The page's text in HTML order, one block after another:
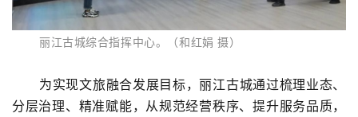
丽江古城综合指挥中心。（和红娟 摄）
为实现文旅融合发展目标，丽江古城通过梳理业态、
分层治理、精准赋能，从规范经营秩序、提升服务品质，